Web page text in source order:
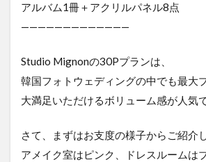
アルバム1冊＋アクリルパネル8点
—————————————
Studio Mignonの30Pプランは、
韓国フォトウェディングの中でも最大
大満足いただけるボリューム感が人気で
さて、まずはお支度の様子からご紹介
アメイク室はピンク、ドレスルームは